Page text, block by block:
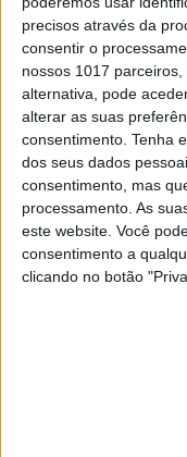
precisos através da
consentir o
nossos 1017
alternativa, pode
alterar as suas
consentimento. Tenha
dos seus dados
consentimento, mas
processamento. As
este website. Você
consentimento a
clicando no botão
cumpridas as
esta prova –
cross test, a
localMarcelo
segunda
vai para o
MotoFM. O
vencedor da
Rafael –